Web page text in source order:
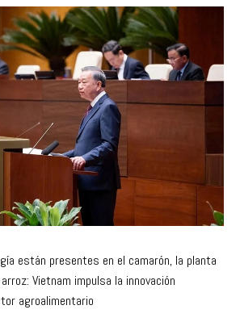
están presentes en el camarón, la planta
Vietnam impulsa la innovación
agroalimentario